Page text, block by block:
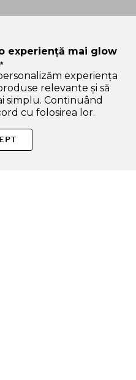
responsabil.
experiență mai glow
experiența
relevante și să
simplu. Continuând
cu folosirea lor.